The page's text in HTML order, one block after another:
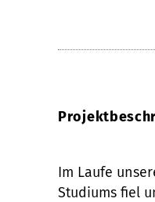
Im Laufe
Studiums fiel